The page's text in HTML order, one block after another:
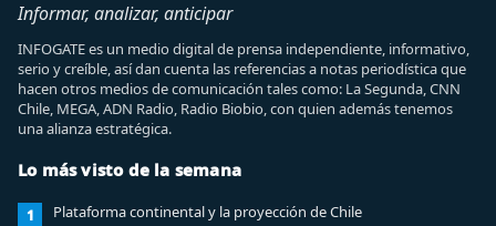
Informar, analizar, anticipar
INFOGATE es un medio digital de prensa independiente, informativo,
serio y creíble, así dan cuenta las referencias a notas periodística que
hacen otros medios de comunicación tales como: La Segunda, CNN
Chile, MEGA, ADN Radio, Radio Biobio, con quien además tenemos
una alianza estratégica.
Lo más visto de la semana
1 Plataforma continental y la proyección de Chile